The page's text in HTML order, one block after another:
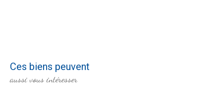
Ces biens peuvent
aussi vous intéresser